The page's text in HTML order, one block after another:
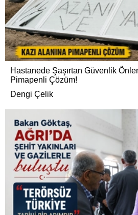
Hastanede Şaşırtan Güvenlik
Pimapenli Çözüm!
Dengi Çelik